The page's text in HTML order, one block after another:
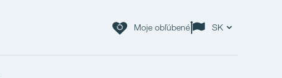
Moje obľúbené SK